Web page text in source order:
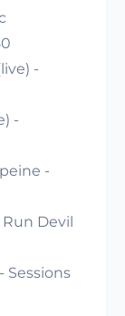
-
-
-
Devil
Sessions